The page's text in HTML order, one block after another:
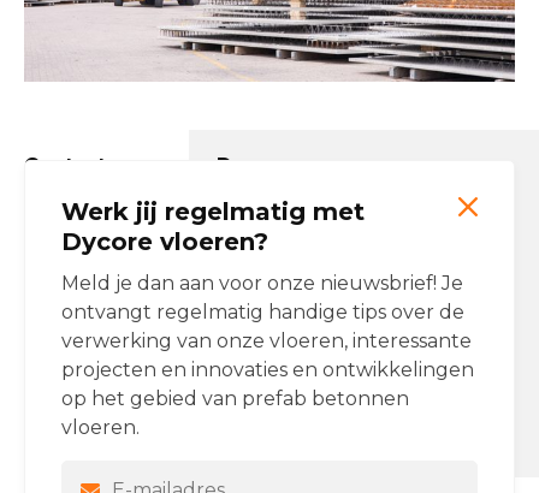
Contactgegevens Dycore
Email:info@dycore.nl
(0)162 477 477
Onze producten
Breedplaatvloeren
Ribbenvloeren
Dycore op Social Media
Werk jij regelmatig met
Dycore vloeren?
Meld je dan aan voor onze nieuwsbrief! Je
ontvangt regelmatig handige tips over de
verwerking van onze vloeren, interessante
projecten en innovaties en ontwikkelingen
op het gebied van prefab betonnen
vloeren.